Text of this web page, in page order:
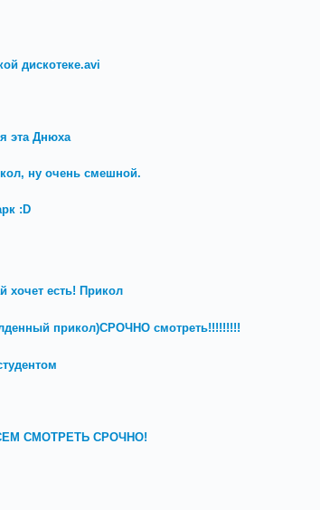
дискотеке.avi
эта Днюха
ну очень смешной.
:D
хочет есть! Прикол
прикол)СРОЧНО смотреть!!!!!!!!!
СМОТРЕТЬ СРОЧНО!